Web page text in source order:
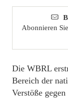
Abonnieren
Die WBRL
Bereich der
Verstöße